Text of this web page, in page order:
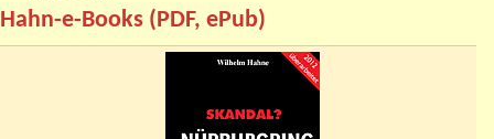
Hahn-e-Books (PDF, ePub)